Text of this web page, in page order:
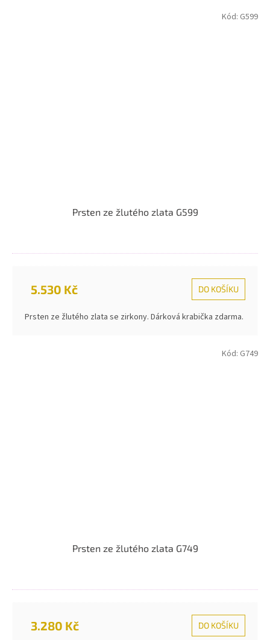
Prsten ze žlutého zlata G599
5.530 Kč DO KOŠÍKU
Prsten ze žlutého zlata se zirkony. Dárková krabička zdarma.
Kód: G599
Prsten ze žlutého zlata G749
3.280 Kč DO KOŠÍKU
Kód: G749